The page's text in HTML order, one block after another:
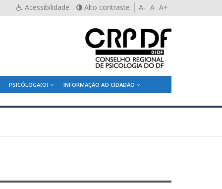
Acessibilidade Alto contraste A- A A+
PSICÓLOGA(O) INFORMAÇÃO AO CIDADÃO